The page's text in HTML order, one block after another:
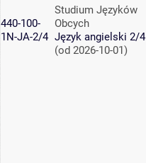
440-100-
1N-JA-2/4
Studium Języków
Obcych
Język angielski 2/4
(od 2026-10-01)